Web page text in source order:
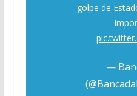
golpe de
—